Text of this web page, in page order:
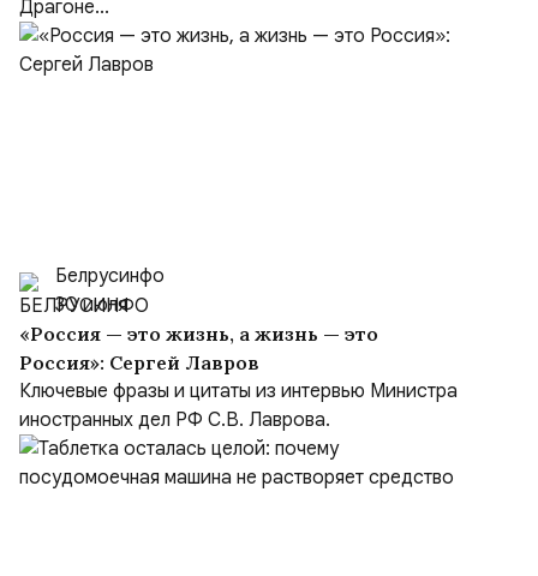
Драгоне...
Белрусинфо
30 июля
«Россия — это жизнь, а жизнь — это
Россия»: Сергей Лавров
Ключевые фразы и цитаты из интервью Министра
иностранных дел РФ С.В. Лаврова.